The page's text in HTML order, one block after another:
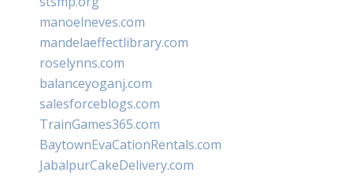
manoelneves.com
mandelaeffectlibrary.com
roselynns.com
balanceyoganj.com
salesforceblogs.com
TrainGames365.com
BaytownEvaCationRentals.com
JabalpurCakeDelivery.com